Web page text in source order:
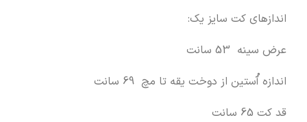
اندازهای کت سایز یک:
عرض سینه 53 سانت
اندازه آُستین از دوخت یقه تا مچ 69 سانت
قد کت 65 سانت